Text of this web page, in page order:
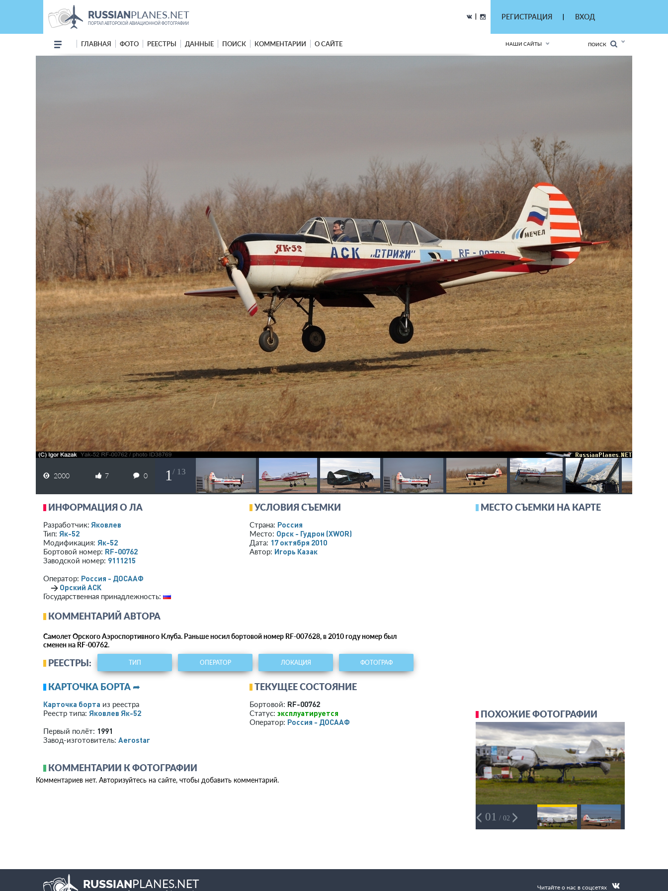
RUSSIANPLANES.NET
ПОРТАЛ АВТОРСКОЙ АВИАЦИОННОЙ ФОТОГРАФИИ
РЕГИСТРАЦИЯ ВХОД
ГЛАВНАЯ ФОТО РЕЕСТРЫ ДАННЫЕ ПОИСК КОММЕНТАРИИ О САЙТЕ НАШИ САЙТЫ ПОИСК
2000 7 0 1 / 13
ИНФОРМАЦИЯ О ЛА
Разработчик: Яковлев
Тип: Як-52
Модификация: Як-52
Бортовой номер: RF-00762
Заводской номер: 9111215
Оператор: Россия - ДОСААФ
→ Орский АСК
Государственная принадлежность:
УСЛОВИЯ СЪЕМКИ
Страна: Россия
Место: Орск - Гудрон (XWOR)
Дата: 17 октября 2010
Автор: Игорь Казак
КОММЕНТАРИЙ АВТОРА
Самолет Орского Аэроспортивного Клуба. Раньше носил бортовой номер RF-007628, в 2010 году номер был
сменен на RF-00762.
РЕЕСТРЫ: ТИП ОПЕРАТОР ЛОКАЦИЯ ФОТОГРАФ
КАРТОЧКА БОРТА ➦
Карточка борта из реестра
Реестр типа: Яковлев Як-52
Первый полёт: 1991
Завод-изготовитель: Aerostar
ТЕКУЩЕЕ СОСТОЯНИЕ
Бортовой: RF-00762
Статус: эксплуатируется
Оператор: Россия - ДОСААФ
КОММЕНТАРИИ К ФОТОГРАФИИ
Комментариев нет. Авторизуйтесь на сайте, чтобы добавить комментарий.
МЕСТО СЪЕМКИ НА КАРТЕ
ПОХОЖИЕ ФОТОГРАФИИ
01 / 02
RUSSIANPLANES.NET Читайте о нас в соцсетях